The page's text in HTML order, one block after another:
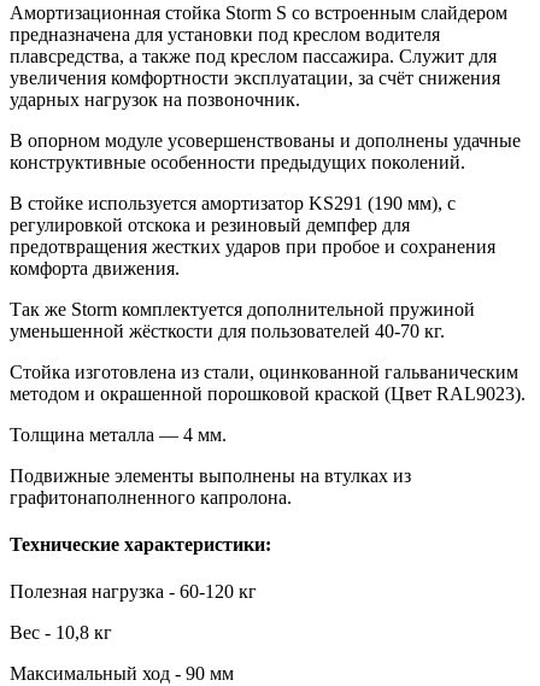
Амортизационная стойка Storm S со встроенным слайдером
предназначена для установки под креслом водителя
плавсредства, а также под креслом пассажира. Служит для
увеличения комфортности эксплуатации, за счёт снижения
ударных нагрузок на позвоночник.
В опорном модуле усовершенствованы и дополнены удачные
конструктивные особенности предыдущих поколений.
В стойке используется амортизатор KS291 (190 мм), с
регулировкой отскока и резиновый демпфер для
предотвращения жестких ударов при пробое и сохранения
комфорта движения.
Так же Storm комплектуется дополнительной пружиной
уменьшенной жёсткости для пользователей 40-70 кг.
Стойка изготовлена из стали, оцинкованной гальваническим
методом и окрашенной порошковой краской (Цвет RAL9023).
Толщина металла — 4 мм.
Подвижные элементы выполнены на втулках из
графитонаполненного капролона.
Технические характеристики:
Полезная нагрузка - 60-120 кг
Вес - 10,8 кг
Максимальный ход - 90 мм